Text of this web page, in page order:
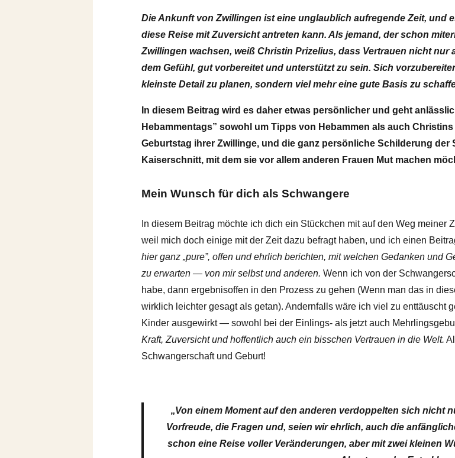
Die Ankunft von Zwillingen ist eine unglaublich aufregende Zeit, und
diese Reise mit Zuversicht antreten kann. Als jemand, der schon
Zwillingen wachsen, weiß Christin Prizelius, dass Vertrauen nicht
dem Gefühl, gut vorbereitet und unterstützt zu sein. Sich
kleinste Detail zu planen, sondern viel mehr eine gute Basis zu
In diesem Beitrag wird es daher etwas persönlicher und geht
Hebammentags” sowohl um Tipps von Hebammen als auch
Geburtstag ihrer Zwillinge, und die ganz persönliche Schilderung
Kaiserschnitt, mit dem sie vor allem anderen Frauen Mut machen
Mein Wunsch für dich als Schwangere
In diesem Beitrag möchte ich dich ein Stückchen mit auf den Weg meiner
weil mich doch einige mit der Zeit dazu befragt haben, und ich einen
hier ganz „pure”, offen und ehrlich berichten, mit welchen Gedanken und
zu erwarten — von mir selbst und anderen.Wenn ich von der
habe, dann ergebnisoffen in den Prozess zu gehen (Wenn man das in
wirklich leichter gesagt als getan). Andernfalls wäre ich viel zu enttäuscht
Kinder ausgewirkt — sowohl bei der Einlings- als jetzt auch
Kraft, Zuversicht und hoffentlich auch ein bisschen Vertrauen in die Welt.
Schwangerschaft und Geburt!
„Von einem Moment auf den anderen verdoppelten sich nicht
Vorfreude, die Fragen und, seien wir ehrlich, auch die
schon eine Reise voller Veränderungen, aber mit zwei kleinen